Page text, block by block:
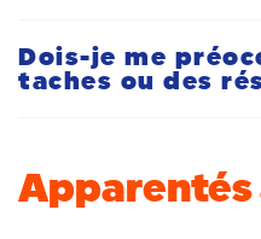
R: Oui, les capsules Tide
fonctionnent bien dans
Dois-je me
taches ou des
conçues pour se
soit la température de